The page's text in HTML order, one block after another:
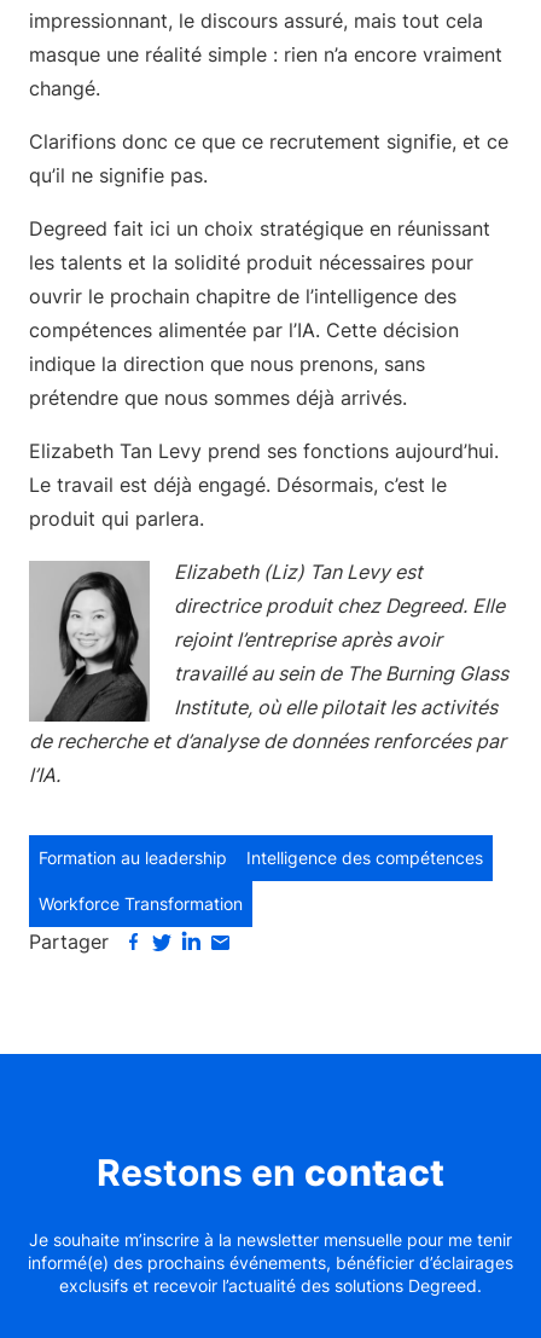
impressionnant, le discours assuré, mais tout cela
masque une réalité simple : rien n’a encore vraiment
changé.
Clarifions donc ce que ce recrutement signifie, et ce
qu’il ne signifie pas.
Degreed fait ici un choix stratégique en réunissant
les talents et la solidité produit nécessaires pour
ouvrir le prochain chapitre de l’intelligence des
compétences alimentée par l’IA. Cette décision
indique la direction que nous prenons, sans
prétendre que nous sommes déjà arrivés.
Elizabeth Tan Levy prend ses fonctions aujourd’hui.
Le travail est déjà engagé. Désormais, c’est le
produit qui parlera.
Elizabeth (Liz) Tan Levy est
directrice produit chez Degreed. Elle
rejoint l’entreprise après avoir
travaillé au sein de The Burning Glass
Institute, où elle pilotait les activités
de recherche et d’analyse de données renforcées par
l’IA.
Formation au leadership Intelligence des compétences
Workforce Transformation
Partager
Restons en contact
Je souhaite m’inscrire à la newsletter mensuelle pour me tenir
informé(e) des prochains événements, bénéficier d’éclairages
exclusifs et recevoir l’actualité des solutions Degreed.